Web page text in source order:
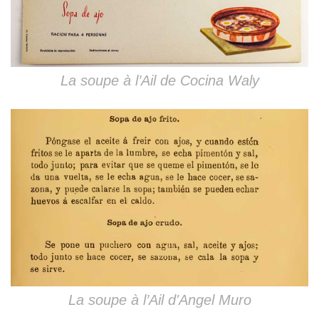
La soupe à l’Ail de Cocina Waly
La soupe à l’Ail d'Angel Muro